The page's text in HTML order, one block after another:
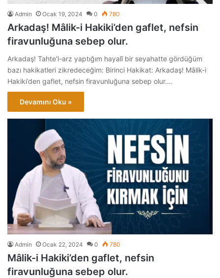
Admin Ocak 19, 2024 0 780
Arkadaş! Mâlik-i Hakiki’den gaflet, nefsin
firavunluğuna sebep olur.
Arkadaş! Tahte’l-arz yaptığım hayalî bir seyahatte gördüğüm
bazı hakikatleri zikredeceğim: Birinci Hakikat: Arkadaş! Mâlik-i
Hakiki’den gaflet, nefsin firavunluğuna sebep olur.…
Devamını Oku »
Admin Ocak 22, 2024 0 780
Mâlik-i Hakiki’den gaflet, nefsin
firavunluğuna sebep olur.